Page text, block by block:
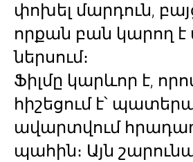
փոխել մարդուն,
որքան բան կարող է
ներսում։
Ֆիլմը կարևոր է,
հիշեցում է՝
ավարտվում
պահին։ Այն